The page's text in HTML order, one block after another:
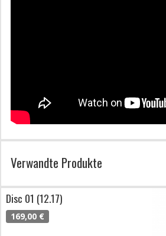
Verwandte Produkte
Disc 01 (12.17)
169,00 €